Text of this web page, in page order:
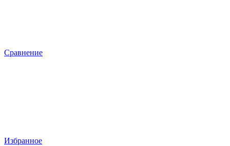
Сравнение
Избранное